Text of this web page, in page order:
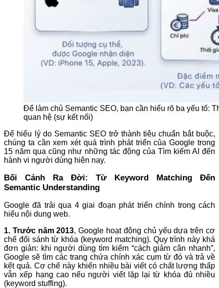
Để làm chủ Semantic SEO, bạn cần hiểu rõ ba yếu tố:
quan hệ (sự kết nối)
Để hiểu lý do Semantic SEO trở thành tiêu chuẩn bắt buộc,
chúng ta cần xem xét quá trình phát triển của Google trong
15 năm qua cũng như những tác động của Tìm kiếm AI đến
hành vi người dùng hiện nay.
Bối Cảnh Ra Đời: Từ Keyword Matching Đến
Semantic Understanding
Google đã trải qua 4 giai đoạn phát triển chính trong cách
hiểu nội dung web.
1. Trước năm 2013, Google hoạt động chủ yếu dựa trên cơ
chế đối sánh từ khóa (keyword matching). Quy trình này khá
đơn giản: khi người dùng tìm kiếm “cách giảm cân nhanh”,
Google sẽ tìm các trang chứa chính xác cụm từ đó và trả về
kết quả. Cơ chế này khiến nhiều bài viết có chất lượng thấp
vẫn xếp hạng cao nếu người viết lặp lại từ khóa đủ nhiều
(keyword stuffing).